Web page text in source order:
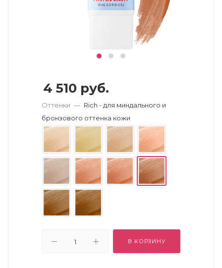
4 510 руб.
Оттенки — Rich - для миндального и
бронзового оттенка кожи
В КОРЗИНУ